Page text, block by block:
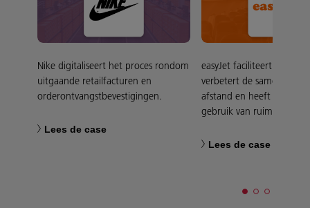
Nike digitaliseert het proces rondom
uitgaande retailfacturen en
orderontvangstbevestigingen.
Lees de case
easyJet faciliteert
verbetert de
afstand en heeft grip op
gebruik van ruimtes.
Lees de case